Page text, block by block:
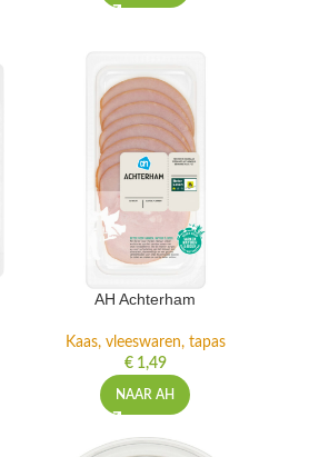
AH Achterham
Kaas, vleeswaren, tapas
€1,49
NAAR AH